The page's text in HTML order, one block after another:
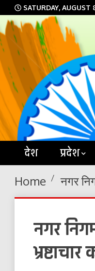
Skip
to
content
SATURDAY, AUGUST
देश प्रदेश
Home नगर
नगर